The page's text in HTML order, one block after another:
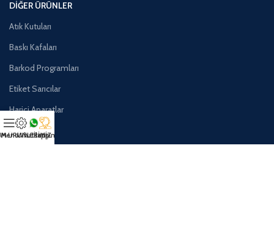
DIĞER ÜRÜNLER
Atık Kutuları
Baskı Kafaları
Barkod Programları
Etiket Sarıcılar
Harici Aparatlar
Yedek Parça
Menu
ÜRÜNLERİMİZ
Whatsapp
İletişim